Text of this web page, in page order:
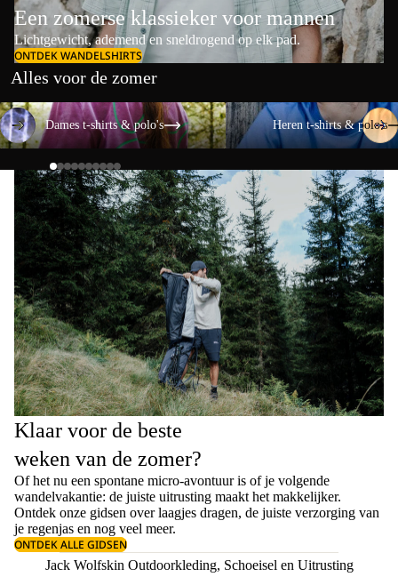
Een zomerse klassieker voor mannen
Lichtgewicht, ademend en sneldrogend op elk pad.
ONTDEK WANDELSHIRTS
Alles voor de zomer
Dames t-shirts & polo's
Dames t-shirts & polo's
Heren t-shirts & polo's
Heren t-shirts & polo's
Klaar voor de beste
weken van de zomer?
Of het nu een spontane micro-avontuur is of je volgende
wandelvakantie: de juiste uitrusting maakt het makkelijker.
Ontdek onze gidsen overlaagjes dragen, de juiste verzorging van
je regenjas en nog veel meer.
ONTDEK ALLE GIDSEN
Jack Wolfskin Outdoorkleding, Schoeisel en Uitrusting